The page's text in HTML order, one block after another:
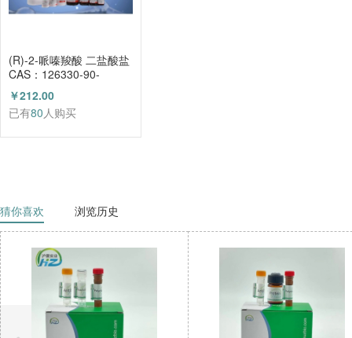
(R)-2-哌嗪羧酸 二盐酸盐
CAS：126330-90-
3（HZ52003684）
￥212.00
已有80人购买
猜你喜欢 浏览历史